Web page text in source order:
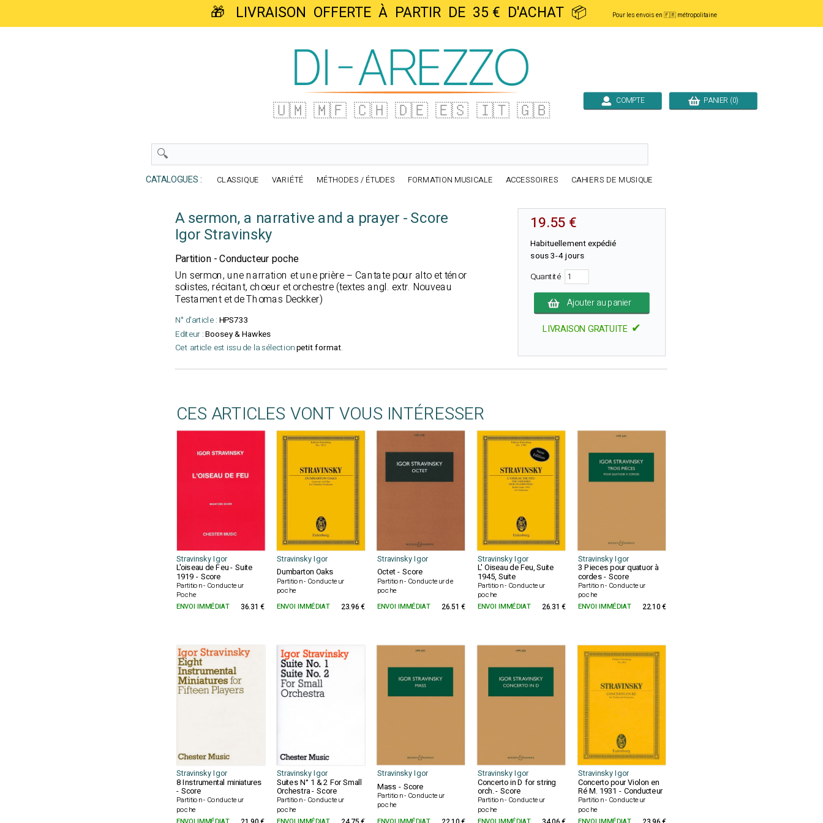
🎁 LIVRAISON OFFERTE À PARTIR DE 35 € D'ACHAT 📦 Pour les envois en 🇫🇷 métropolitaine
🇺🇲 🇲🇫 🇨🇭 🇩🇪 🇪🇸 🇮🇹 🇬🇧 COMPTE PANIER (0)
CATALOGUES : CLASSIQUE VARIÉTÉ MÉTHODES / ÉTUDES FORMATION MUSICALE ACCESSOIRES CAHIERS DE MUSIQUE
A sermon, a narrative and a prayer - Score
Igor Stravinsky
Partition - Conducteur poche
Un sermon, une narration et une prière – Cantate pour alto et ténor
solistes, récitant, choeur et orchestre (textes angl. extr. Nouveau
Testament et de Thomas Deckker)
N° d'article : HPS733
Editeur :Boosey & Hawkes
Cet article est issu de la sélectionpetit format.
19.55 €
Habituellement expédié
sous 3-4 jours
Quantité
Ajouter au panier
LIVRAISON GRATUITE ✔
CES ARTICLES VONT VOUS INTÉRESSER
Stravinsky Igor Stravinsky Igor Stravinsky Igor Stravinsky Igor Stravinsky Igor
L'oiseau de Feu - Suite
1919 - Score
Partition - Conducteur
Poche
Dumbarton Oaks
Partition - Conducteur
poche
Octet - Score
Partition - Conducteur de
poche
L' Oiseau de Feu, Suite
1945, Suite
Partition - Conducteur
poche
3 Pieces pour quatuor à
cordes - Score
Partition - Conducteur
poche
ENVOI IMMÉDIAT
36.31 € ENVOI IMMÉDIAT 23.96 € ENVOI IMMÉDIAT 26.51 € ENVOI IMMÉDIAT 26.31 € ENVOI IMMÉDIAT 22.10 €
Stravinsky Igor Stravinsky Igor Stravinsky Igor Stravinsky Igor Stravinsky Igor
8 Instrumental miniatures
- Score
Partition - Conducteur
poche
Suites N° 1 & 2 For Small
Orchestra - Score
Partition - Conducteur
poche
Mass - Score
Partition - Conducteur
poche
Concerto in D for string
orch. - Score
Partition - Conducteur
poche
Concerto pour Violon en
Ré M. 1931 - Conducteur
Partition - Conducteur
poche